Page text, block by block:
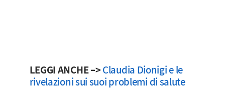
LEGGI ANCHE –>Claudia Dionigi e le
rivelazioni sui suoi problemi di salute